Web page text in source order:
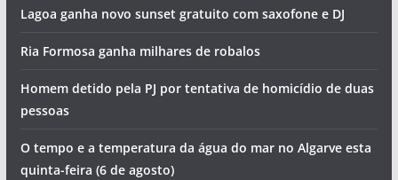
Lagoa ganha novo sunset gratuito com saxofone e DJ
Ria Formosa ganha milhares de robalos
Homem detido pela PJ por tentativa de homicídio de duas
pessoas
O tempo e a temperatura da água do mar no Algarve esta
quinta-feira (6 de agosto)